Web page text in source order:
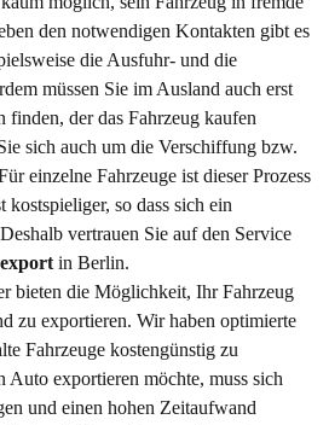
den notwendigen Kontakten gibt es
die Ausfuhr- und die
müssen Sie im Ausland auch erst
finden, der das Fahrzeug kaufen
sich auch um die Verschiffung bzw.
einzelne Fahrzeuge ist dieser Prozess
kostspieliger, so dass sich ein
vertrauen Sie auf den Service
in Berlin.
bieten die Möglichkeit, Ihr Fahrzeug
zu exportieren. Wir haben optimierte
Fahrzeuge kostengünstig zu
Auto exportieren möchte, muss sich
und einen hohen Zeitaufwand